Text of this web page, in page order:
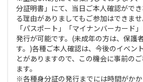
分証明書」にて、当日ご本人確認がで
る理由がありましてもご参加はできませ
「パスポート」「マイナンバーカード
発行が可能です。(未成年の方は、保護
す。)各種ご本人確認は、今後のイベン
とがありますので、この機会に事前の
ます。
※各種身分証の発行までには時間がか